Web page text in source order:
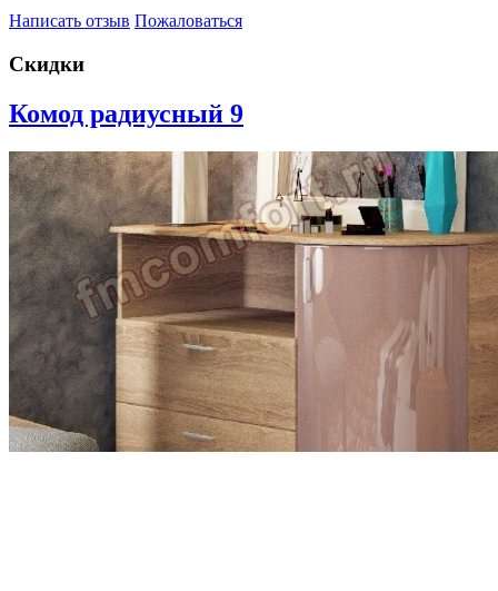
Написать отзыв Пожаловаться
Скидки
Комод радиусный 9